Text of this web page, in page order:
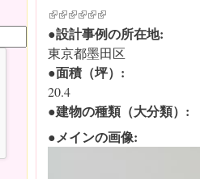
(link is external)
(link is external)
(link is external)
(link is external)
(link is external)
(link is external)
●設計事例の所在地:
東京都墨田区
●面積（坪）:
20.4
●建物の種類（大分類）:
●メインの画像: